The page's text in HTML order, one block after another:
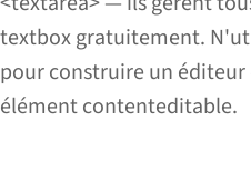
textbox gratuitement.
pour construire un
élément contenteditable.